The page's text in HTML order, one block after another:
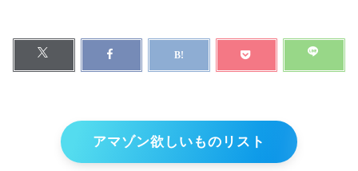
アマゾン欲しいものリスト